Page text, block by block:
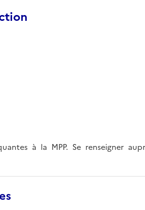
à la MPP. Se renseigner